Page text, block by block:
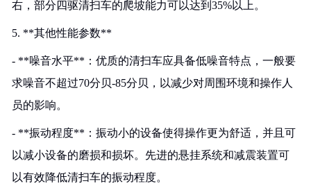
右，部分四驱清扫车的爬坡能力可以达到35%以上。
5. **其他性能参数**
- **噪音水平**：优质的清扫车应具备低噪音特点，一般要
求噪音不超过70分贝-85分贝，以减少对周围环境和操作人
员的影响。
- **振动程度**：振动小的设备使得操作更为舒适，并且可
以减小设备的磨损和损坏。先进的悬挂系统和减震装置可
以有效降低清扫车的振动程度。